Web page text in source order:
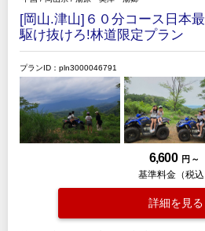
[岡山.津山]６０分コース日本
駆け抜けろ!林道限定プラン
プランID：pln3000046791
6,600 円 ～
基準料金（税込
詳細を見る